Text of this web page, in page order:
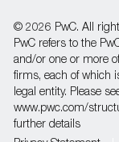
© 2026 PwC. All
PwC refers to the
and/or one or more
firms, each of which
legal entity. Please
www.pwc.com/
further details